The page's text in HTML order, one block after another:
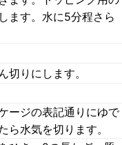
ます。水に5分程さら
切りにします。
ージの表記通りにゆで
ら水気を切ります。